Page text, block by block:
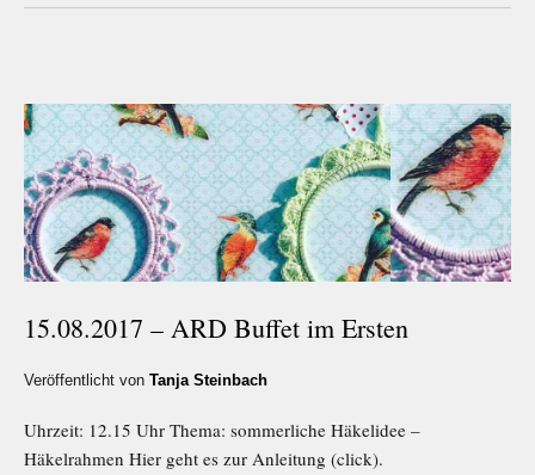
15.08.2017 – ARD Buffet im Ersten
Veröffentlicht von Tanja Steinbach
Uhrzeit: 12.15 Uhr Thema: sommerliche Häkelidee –
Häkelrahmen Hier geht es zur Anleitung (click).